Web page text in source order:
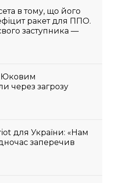
в тому, що його
ракет для ППО.
заступника —
Юковим
через загрозу
для України: «Нам
заперечив